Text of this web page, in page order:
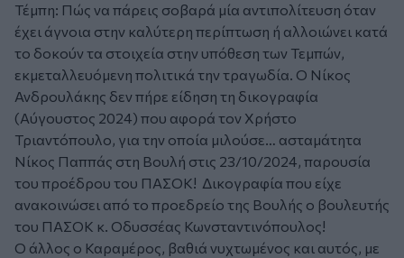
Τέμπη: Πώς να πάρεις σοβαρά μία αντιπολίτευση όταν
έχει άγνοια στην καλύτερη περίπτωση ή αλλοιώνει κατά
το δοκούν τα στοιχεία στην υπόθεση των Τεμπών,
εκμεταλλευόμενη πολιτικά την τραγωδία. Ο Νίκος
Ανδρουλάκης δεν πήρε είδηση τη δικογραφία
(Αύγουστος 2024) που αφορά τον Χρήστο
Τριαντόπουλο, για την οποία μιλούσε… ασταμάτητα
Νίκος Παππάς στη Βουλή στις 23/10/2024, παρουσία
του προέδρου του ΠΑΣΟΚ! Δικογραφία που είχε
ανακοινώσει από το προεδρείο της Βουλής ο βουλευτής
του ΠΑΣΟΚ κ. Οδυσσέας Κωνσταντινόπουλος!
Ο άλλος ο Καραμέρος, βαθιά νυχτωμένος και αυτός, με